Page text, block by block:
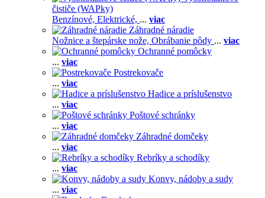
čističe (WAPky)
Benzínové, Elektrické, ... viac
Záhradné náradie
Nožnice a štepárske nože, Obrábanie pôdy ... viac
Ochranné pomôcky
... viac
Postrekovače
... viac
Hadice a príslušenstvo
... viac
Poštové schránky
... viac
Záhradné domčeky
... viac
Rebríky a schodíky
... viac
Konvy, nádoby a sudy
... viac